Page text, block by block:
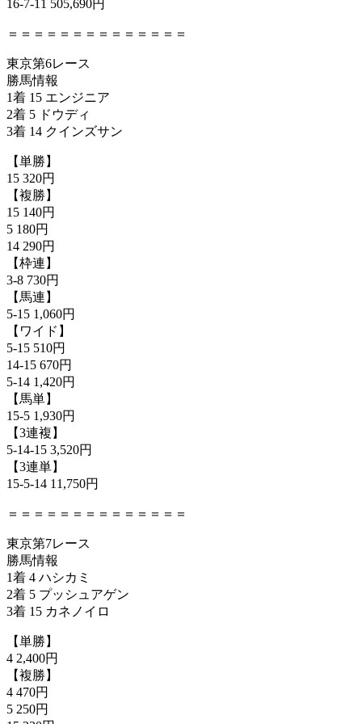
16-7-11 505,690円
＝＝＝＝＝＝＝＝＝＝＝＝＝＝
東京第6レース
勝馬情報
1着 15 エンジニア
2着 5 ドウディ
3着 14 クインズサン
【単勝】
15 320円
【複勝】
15 140円
5 180円
14 290円
【枠連】
3-8 730円
【馬連】
5-15 1,060円
【ワイド】
5-15 510円
14-15 670円
5-14 1,420円
【馬単】
15-5 1,930円
【3連複】
5-14-15 3,520円
【3連単】
15-5-14 11,750円
＝＝＝＝＝＝＝＝＝＝＝＝＝＝
東京第7レース
勝馬情報
1着 4 ハシカミ
2着 5 プッシュアゲン
3着 15 カネノイロ
【単勝】
4 2,400円
【複勝】
4 470円
5 250円